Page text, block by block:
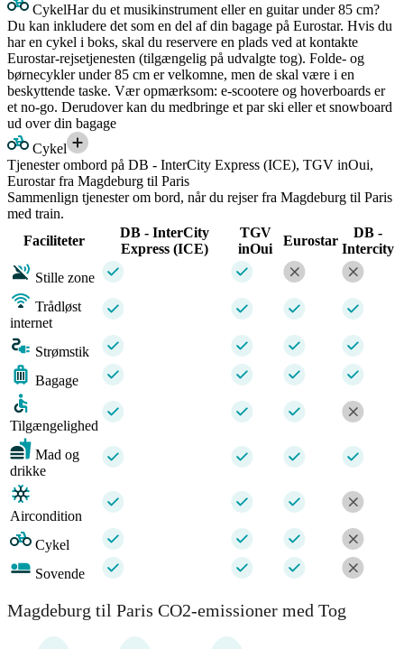
CykelHar du et musikinstrument eller en guitar under 85 cm?
Du kan inkludere det som en del af din bagage på Eurostar. Hvis du
har en cykel i boks, skal du reservere en plads ved at kontakte
Eurostar-rejsetjenesten (tilgængelig på udvalgte tog). Folde- og
børnecykler under 85 cm er velkomne, men de skal være i en
beskyttende taske. Vær opmærksom: e-scootere og hoverboards er
et no-go. Derudover kan du medbringe et par ski eller et snowboard
ud over din bagage
Cykel
Tjenester ombord på DB - InterCity Express (ICE), TGV inOui,
Eurostar fra Magdeburg til Paris
Sammenlign tjenester om bord, når du rejser fra Magdeburg til Paris
med train.
Faciliteter
DB - InterCity
Express (ICE)
TGV
inOui
Eurostar
DB -
Intercity
Stille zone
Trådløst
internet
Strømstik
Bagage
Tilgængelighed
Mad og
drikke
Aircondition
Cykel
Sovende
Magdeburg til Paris CO2-emissioner med Tog